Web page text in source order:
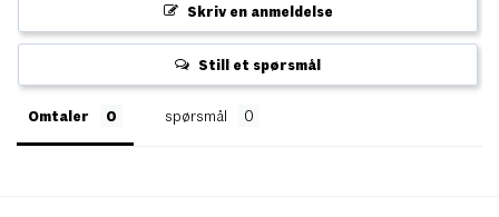
Skriv en anmeldelse
Still et spørsmål
Omtaler spørsmål